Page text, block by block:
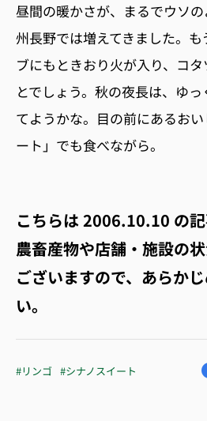
昼間の暖かさが、まるでウソ
州長野では増えてきました。
ブにもときおり火が入り、コ
とでしょう。秋の夜長は、ゆ
てようかな。目の前にあるお
ート」でも食べながら。
こちらは2006.10.10 の記
農畜産物や店舗・施設の
ございますので、あらか
い。
#リンゴ #シナノスイート